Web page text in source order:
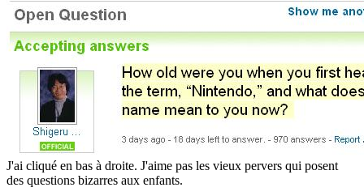
J'ai cliqué en bas à droite. J'aime pas les vieux pervers qui posent
des questions bizarres aux enfants.